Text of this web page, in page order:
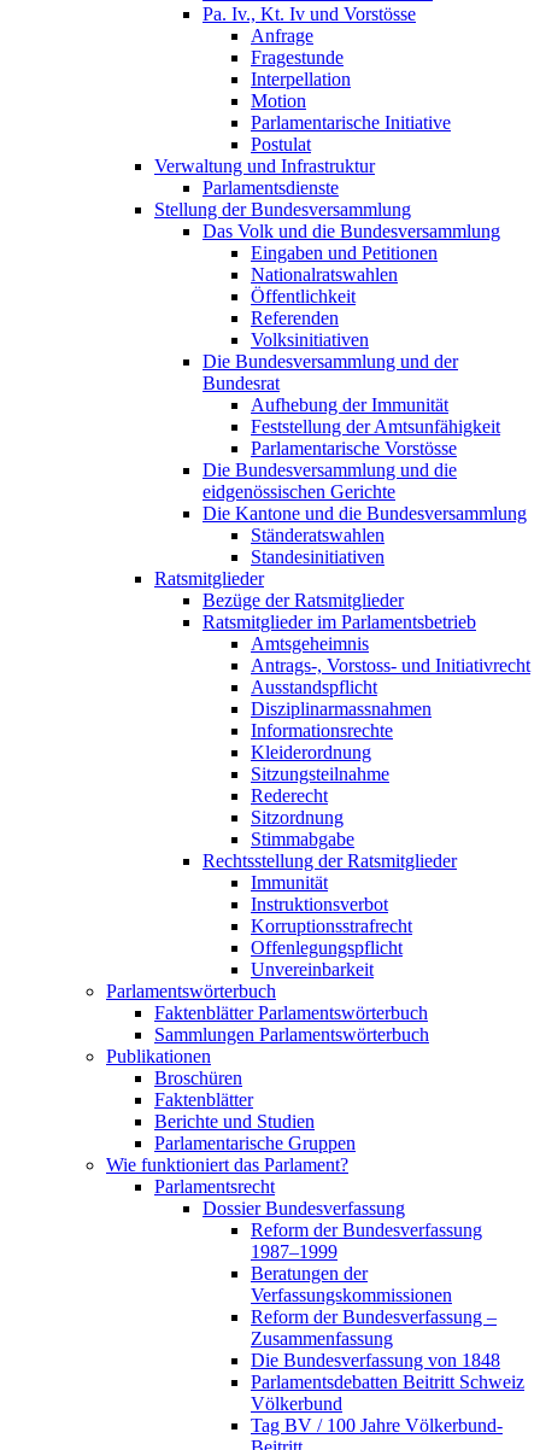
Pa. Iv., Kt. Iv und Vorstösse
Anfrage
Fragestunde
Interpellation
Motion
Parlamentarische Initiative
Postulat
Verwaltung und Infrastruktur
Parlamentsdienste
Stellung der Bundesversammlung
Das Volk und die Bundesversammlung
Eingaben und Petitionen
Nationalratswahlen
Öffentlichkeit
Referenden
Volksinitiativen
Die Bundesversammlung und der
Bundesrat
Aufhebung der Immunität
Feststellung der Amtsunfähigkeit
Parlamentarische Vorstösse
Die Bundesversammlung und die
eidgenössischen Gerichte
Die Kantone und die Bundesversammlung
Ständeratswahlen
Standesinitiativen
Ratsmitglieder
Bezüge der Ratsmitglieder
Ratsmitglieder im Parlamentsbetrieb
Amtsgeheimnis
Antrags-, Vorstoss- und Initiativrecht
Ausstandspflicht
Disziplinarmassnahmen
Informationsrechte
Kleiderordnung
Sitzungsteilnahme
Rederecht
Sitzordnung
Stimmabgabe
Rechtsstellung der Ratsmitglieder
Immunität
Instruktionsverbot
Korruptionsstrafrecht
Offenlegungspflicht
Unvereinbarkeit
Parlamentswörterbuch
Faktenblätter Parlamentswörterbuch
Sammlungen Parlamentswörterbuch
Publikationen
Broschüren
Faktenblätter
Berichte und Studien
Parlamentarische Gruppen
Wie funktioniert das Parlament?
Parlamentsrecht
Dossier Bundesverfassung
Reform der Bundesverfassung
1987–1999
Beratungen der
Verfassungskommissionen
Reform der Bundesverfassung –
Zusammenfassung
Die Bundesverfassung von 1848
Parlamentsdebatten Beitritt Schweiz
Völkerbund
Tag BV / 100 Jahre Völkerbund-